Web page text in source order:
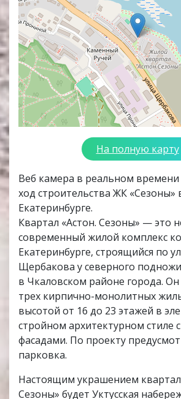
На полную карту
Веб камера в реальном
ход строительства ЖК «Сезоны»
Екатеринбурге.
Квартал «Астон. Сезоны» — это
современный жилой комплекс
Екатеринбурге, строящийся по
Щербакова у северного
в Чкаловском районе города. Он
трех кирпично-монолитных
высотой от 16 до 23 этажей в
стройном архитектурном стиле
фасадами. По проекту
парковка.
Настоящим украшением
Сезоны» будет Уктусская